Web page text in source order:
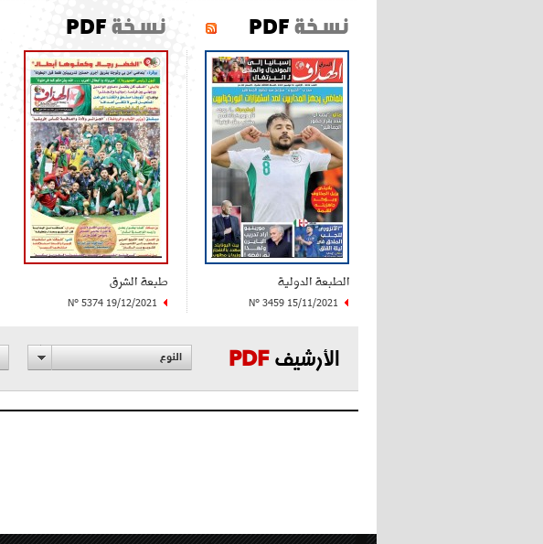
نسخةPDF
الطبعة الدولية
N° 3459 15/11/2021
نسخةPDF
طبعة الشرق
N° 5374 19/12/2021
الأرشيفPDF النوع